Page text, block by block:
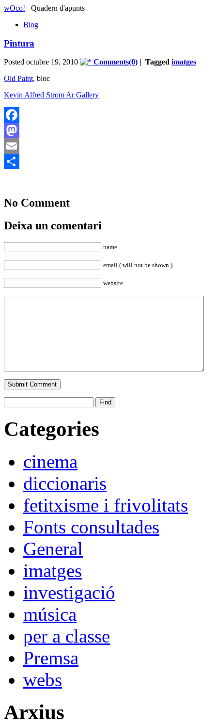
wOco!
Quadern d'apunts
Blog
Pintura
Posted octubre 19, 2010 Comments(0) | Tagged imatges
Old Paint, bloc
Kevin Alfred Strom Ar Gallery
Facebook
Mastodon
Email
No Comment
Deixa un comentari
name
email ( will not be shown )
website
Categories
cinema
diccionaris
fetitxisme i frivolitats
Fonts consultades
General
imatges
investigació
música
per a classe
Premsa
webs
Arxius